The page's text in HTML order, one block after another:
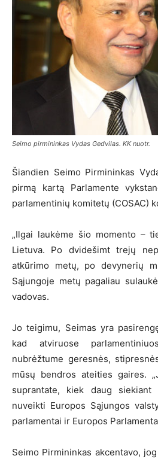
Seimo pirmininkas Vydas Gedvilas. KK nuotr.
Šiandien Seimo Pirmininkas
pirmą kartą Parlamente
parlamentinių komitetų (COSAC)
„Ilgai laukėme šio momento –
Lietuva. Po dvidešimt trejų
atkūrimo metų, po devynerių
Sąjungoje metų pagaliau
vadovas.
Jo teigimu, Seimas yra
kad atviruose
nubrėžtume geresnės,
mūsų bendros ateities gaires.
suprantate, kiek daug
nuveikti Europos Sąjungos
parlamentai ir Europos
Seimo Pirmininkas akcentavo,